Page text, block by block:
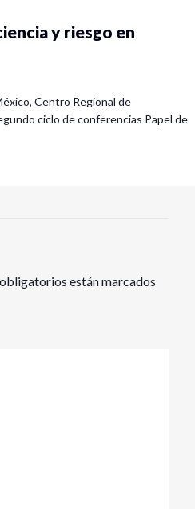
y riesgo en
Centro Regional de
ciclo de conferencias Papel de
están marcados